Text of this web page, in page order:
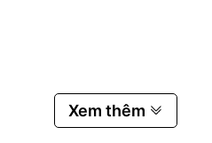
Xem thêm